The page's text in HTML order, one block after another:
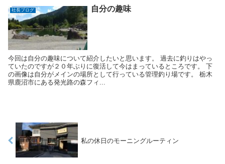
社長ブログ 自分の趣味
今回は自分の趣味について紹介したいと思います。 過去に釣りはやっ
ていたのですが２０年ぶりに復活して今はまっているところです。 下
の画像は自分がメインの場所として行っている管理釣り場です。 栃木
県鹿沼市にある発光路の森フィ...
私の休日のモーニングルーティン